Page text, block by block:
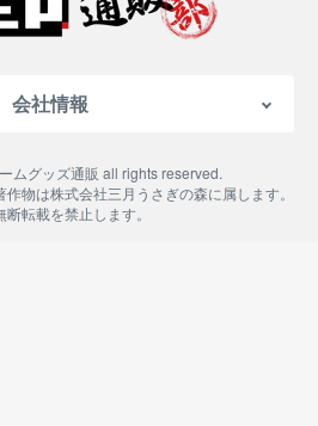
会社情報
記
ムグッズ通販 all rights reserved.
物は株式会社三月うさぎの森に属します。
断転載を禁止します。